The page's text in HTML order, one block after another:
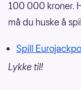
100 000 kroner.
må du huske å
Spill
Lykke til!